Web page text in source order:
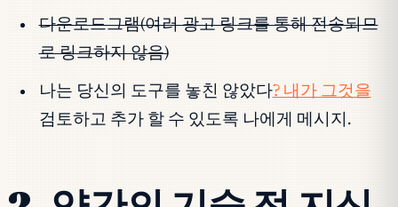
다운로드그램(여러 광고 링크를 통해 전송되므
로 링크하지 않음)
나는 당신의 도구를 놓친 않았다? 내가 그것을
검토하고 추가 할 수 있도록 나에게 메시지.